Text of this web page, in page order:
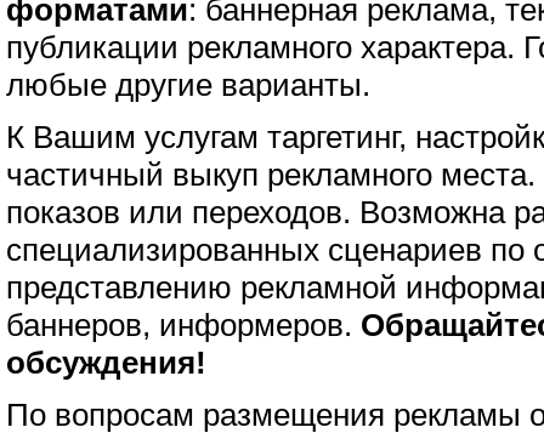
форматами: баннерная реклама,
публикации рекламного характера.
любые другие варианты.
К Вашим услугам таргетинг,
частичный выкуп рекламного
показов или переходов. Возможна
специализированных сценариев по
представлению рекламной
баннеров, информеров.
обсуждения!
По вопросам размещения рекламы